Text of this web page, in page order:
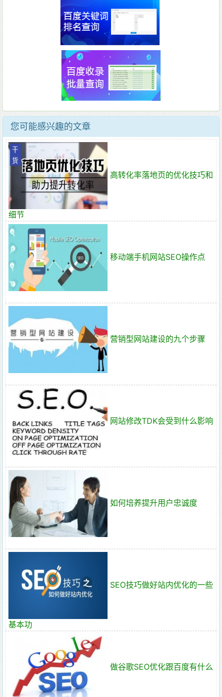
您可能感兴趣的文章
高转化率落地页的优化技巧和
细节
移动端手机网站SEO操作点
营销型网站建设的九个步骤
网站修改TDK会受到什么影响
如何培养提升用户忠诚度
SEO技巧做好站内优化的一些
基本功
做谷歌SEO优化跟百度有什么